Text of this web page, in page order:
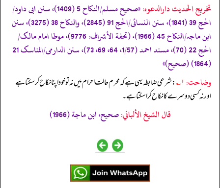
تخریج الحدیث دارالدعوہ:
«صحیح مسلم/النکاح 5 (1409)، سنن ابی داود/
الحج 39 (1841)، سنن النسائی/الحج 91 (2845)، والنکاح 38 (3275)، سنن
ابن ماجہ/النکاح 45 (1966)، (تحفة الأشراف: 9776)، موطا امام مالک/
الحج 22 (70)، مسند احمد (1/57، 64، 69، 73)، سنن الدارمی/المناسک 21
(1864) (صحیح)»
وضاحت: ۱؎ : شرعی ضابطہ یہی ہے کہ محرم حالت احرام میں نہ تو خود اپنا نکاح کر سکتا ہے
اور نہ کسی دوسرے کا نکاح کرا سکتا ہے۔
قال الشيخ الألباني:صحيح، ابن ماجة (1966)